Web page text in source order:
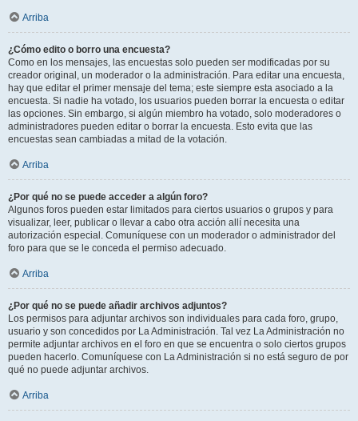
Arriba
¿Cómo edito o borro una encuesta?
Como en los mensajes, las encuestas solo pueden ser modificadas por su
creador original, un moderador o la administración. Para editar una encuesta,
hay que editar el primer mensaje del tema; este siempre esta asociado a la
encuesta. Si nadie ha votado, los usuarios pueden borrar la encuesta o editar
las opciones. Sin embargo, si algún miembro ha votado, solo moderadores o
administradores pueden editar o borrar la encuesta. Esto evita que las
encuestas sean cambiadas a mitad de la votación.
Arriba
¿Por qué no se puede acceder a algún foro?
Algunos foros pueden estar limitados para ciertos usuarios o grupos y para
visualizar, leer, publicar o llevar a cabo otra acción allí necesita una
autorización especial. Comuníquese con un moderador o administrador del
foro para que se le conceda el permiso adecuado.
Arriba
¿Por qué no se puede añadir archivos adjuntos?
Los permisos para adjuntar archivos son individuales para cada foro, grupo,
usuario y son concedidos por La Administración. Tal vez La Administración no
permite adjuntar archivos en el foro en que se encuentra o solo ciertos grupos
pueden hacerlo. Comuníquese con La Administración si no está seguro de por
qué no puede adjuntar archivos.
Arriba